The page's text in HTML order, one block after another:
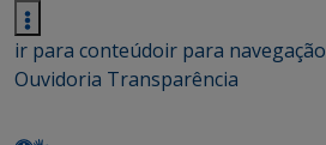
ir para conteúdoir para navegação
Ouvidoria Transparência